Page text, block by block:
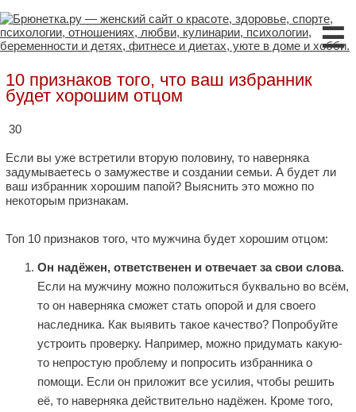
☰
10 признаков того, что ваш избранник
будет хорошим отцом
30
Если вы уже встретили вторую половину, то наверняка
задумываетесь о замужестве и создании семьи. А будет ли
ваш избранник хорошим папой? Выяснить это можно по
некоторым признакам.
Топ 10 признаков того, что мужчина будет хорошим отцом:
Он надёжен, ответственен и отвечает за свои слова.
Если на мужчину можно положиться буквально во всём,
то он наверняка сможет стать опорой и для своего
наследника. Как выявить такое качество? Попробуйте
устроить проверку. Например, можно придумать какую-
то непростую проблему и попросить избранника о
помощи. Если он приложит все усилия, чтобы решить
её, то наверняка действительно надёжен. Кроме того,